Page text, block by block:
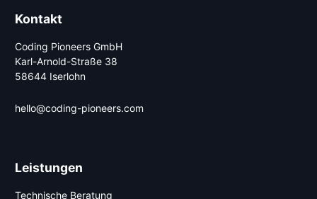
Kontakt
Coding Pioneers GmbH
Karl-Arnold-Straße 38
58644 Iserlohn
hello@coding-pioneers.com
Leistungen
Technische Beratung